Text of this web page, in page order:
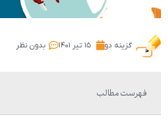
گزینه دو ۱۵ تیر ۱۴۰۱ بدون نظر
فهرست مطالب